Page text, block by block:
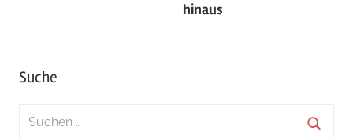
hinaus
Suche
Suchen